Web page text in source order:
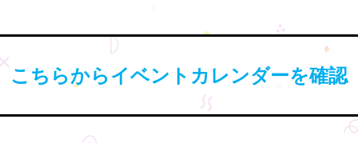
こちらからイベントカレンダーを確認